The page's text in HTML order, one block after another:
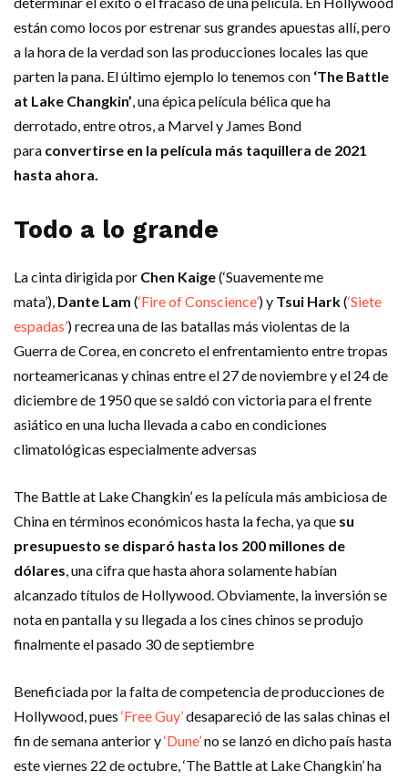
están como locos por estrenar sus grandes apuestas allí, pero
a la hora de la verdad son las producciones locales las que
parten la pana. El último ejemplo lo tenemos con ‘The Battle
at Lake Changkin’, una épica película bélica que ha
derrotado, entre otros, a Marvel y James Bond
para convertirse en la película más taquillera de 2021
hasta ahora.
Todo a lo grande
La cinta dirigida por Chen Kaige(‘Suavemente me
mata’), Dante Lam (‘Fire of Conscience’) y Tsui Hark(‘Siete
espadas’) recrea una de las batallas más violentas de la
Guerra de Corea, en concreto el enfrentamiento entre tropas
norteamericanas y chinas entre el 27 de noviembre y el 24 de
diciembre de 1950 que se saldó con victoria para el frente
asiático en una lucha llevada a cabo en condiciones
climatológicas especialmente adversas
The Battle at Lake Changkin’ es la película más ambiciosa de
China en términos económicos hasta la fecha, ya que su
presupuesto se disparó hasta los 200 millones de
dólares, una cifra que hasta ahora solamente habían
alcanzado títulos de Hollywood. Obviamente, la inversión se
nota en pantalla y su llegada a los cines chinos se produjo
finalmente el pasado 30 de septiembre
Beneficiada por la falta de competencia de producciones de
Hollywood, pues ‘Free Guy’desapareció de las salas chinas el
fin de semana anterior y‘Dune’no se lanzó en dicho país hasta
este viernes 22 de octubre, ‘The Battle at Lake Changkin’ ha